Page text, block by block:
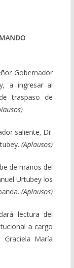
Gobernador
a ingresar al
traspaso de
saliente, Dr.
(Aplausos)
de manos del
Urtubey los
(Aplausos)
lectura del
a cargo
María